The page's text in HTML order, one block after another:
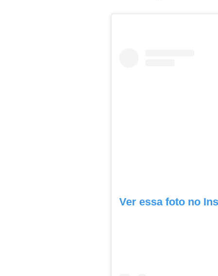
Ver essa foto no